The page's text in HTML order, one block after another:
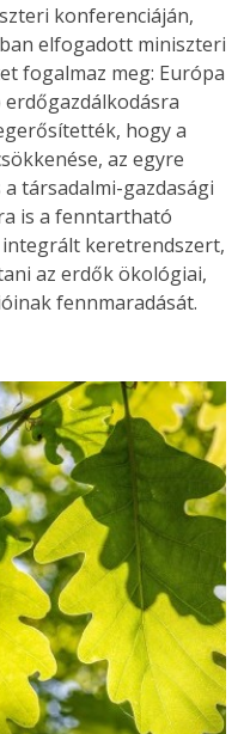
konferenciáján,
elfogadott miniszteri
fogalmaz meg: Európa
hogy a
az egyre
társadalmi-gazdasági
is a fenntartható
keretrendszert,
az erdők ökológiai,
fennmaradását.